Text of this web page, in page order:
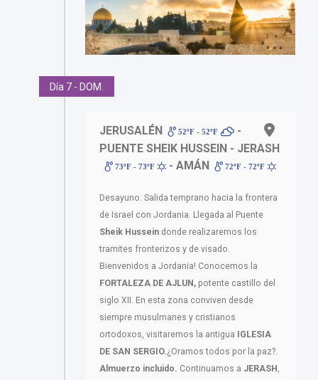
Día 7 - DOM.
JERUSALÉN 52ºF - 52ºF
-
PUENTE SHEIK HUSSEIN - JERASH
73ºF - 73ºF - AMÁN 72ºF - 72ºF
Desayuno. Salida temprano hacia la frontera
de Israel con Jordania. Llegada al Puente
Sheik Hussein donde realizaremos los
tramites fronterizos y de visado.
Bienvenidos a Jordania! Conocemos la
FORTALEZA DE AJLUN, potente castillo del
siglo XII. En esta zona conviven desde
siempre musulmanes y cristianos
ortodoxos, visitaremos la antigua
IGLESIA
DE SAN SERGIO.¿Oramos todos por la paz?.
Almuerzo incluido. Continuamos a JERASH ,